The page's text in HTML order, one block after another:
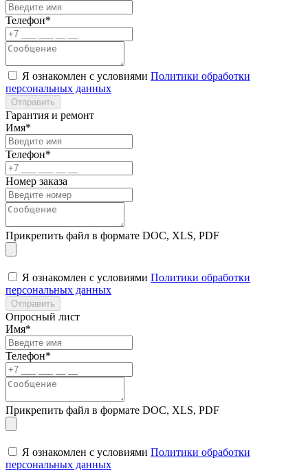
Телефон*
Я ознакомлен с условиями Политики обработки
персональных данных
Отправить
Гарантия и ремонт
Имя*
Телефон*
Номер заказа
Прикрепить файл в формате DOC, XLS, PDF
Я ознакомлен с условиями Политики обработки
персональных данных
Отправить
Опросный лист
Имя*
Телефон*
Прикрепить файл в формате DOC, XLS, PDF
Я ознакомлен с условиями Политики обработки
персональных данных